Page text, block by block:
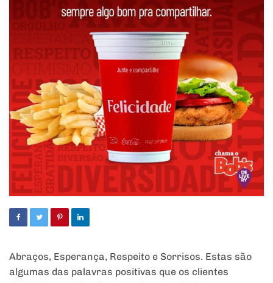
Abraços, Esperança, Respeito e Sorrisos. Estas são
algumas das palavras positivas que os clientes